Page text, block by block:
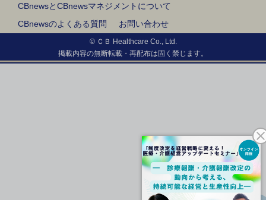
CBnewsとCBnewsマネジメントについて
CBnewsのよくある質問
お問い合わせ
© ＣＢ Healthcare Co., Ltd.
掲載内容の無断転載・再配布は固く禁じます。